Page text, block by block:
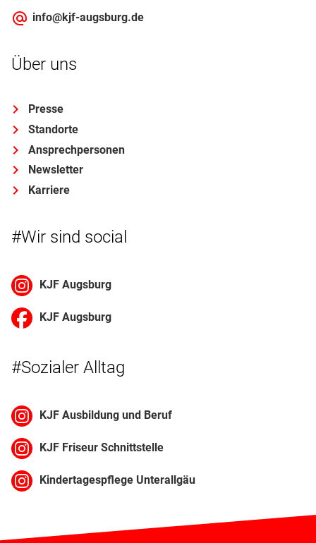
info@kjf-augsburg.de
Über uns
Presse
Standorte
Ansprechpersonen
Newsletter
Karriere
#Wir sind social
KJF Augsburg
KJF Augsburg
#Sozialer Alltag
KJF Ausbildung und Beruf
KJF Friseur Schnittstelle
Kindertagespflege Unterallgäu